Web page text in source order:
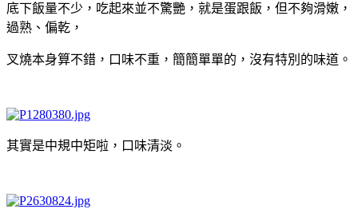
底下飯量不少，吃起來並不驚艷，就是蛋跟飯，但不夠滑嫩，
過熟、偏乾，
叉燒本身算不錯，口味不重，簡簡單單的，沒有特別的味道。
其實是中規中矩啦，口味清淡。